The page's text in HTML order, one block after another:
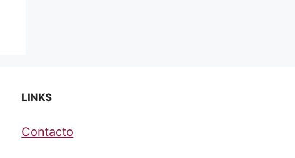
LINKS
Contacto